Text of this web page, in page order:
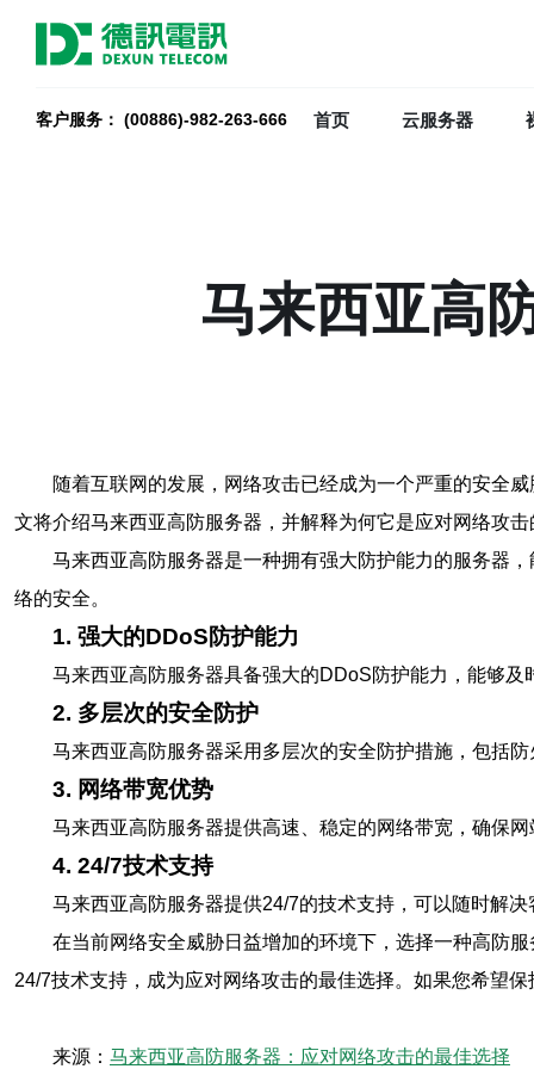
客户服务： (00886)-982-263-666 首页 云服务器
马来西亚高
随着互联网的发展，网络攻击已经成为一个严重的安全
文将介绍马来西亚高防服务器，并解释为何它是应对网络攻
马来西亚高防服务器是一种拥有强大防护能力的服务器
络的安全。
1. 强大的DDoS防护能力
马来西亚高防服务器具备强大的DDoS防护能力，能够
2. 多层次的安全防护
马来西亚高防服务器采用多层次的安全防护措施，包括
3. 网络带宽优势
马来西亚高防服务器提供高速、稳定的网络带宽，确保
4. 24/7技术支持
马来西亚高防服务器提供24/7的技术支持，可以随时解
在当前网络安全威胁日益增加的环境下，选择一种高防
24/7技术支持，成为应对网络攻击的最佳选择。如果您希望
来源： 马来西亚高防服务器：应对网络攻击的最佳选择